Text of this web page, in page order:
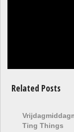
Related Posts
Ting Things